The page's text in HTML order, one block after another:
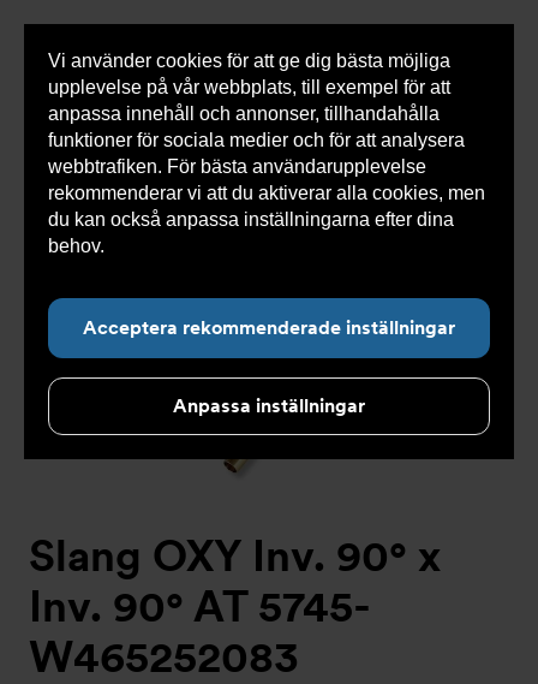
Vi använder cookies för att ge dig bästa möjliga
upplevelse på vår webbplats, till exempel för att
anpassa innehåll och annonser, tillhandahålla
funktioner för sociala medier och för att analysera
webbtrafiken. För bästa användarupplevelse
rekommenderar vi att du aktiverar alla cookies, men
du kan också anpassa inställningarna efter dina
behov.
Acceptera rekommenderade inställningar
Anpassa inställningar
0 varorSnabborder
Du
här:
Armatec > Produkter > Kyla > Slang >
Slang
OXY
> Slang OXY AT 5745- >
Slang OXY Inv. 90° x Inv.
90° AT 5745-W465252083
Slang OXY Inv. 90° x
Inv. 90° AT 5745-
W465252083